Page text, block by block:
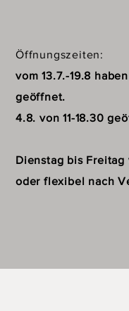
Öffnungszeiten:
vom 13.7.-19.8
geöffnet.
4.8. von 11-18.30
Dienstag bis Freitag
oder flexibel nach